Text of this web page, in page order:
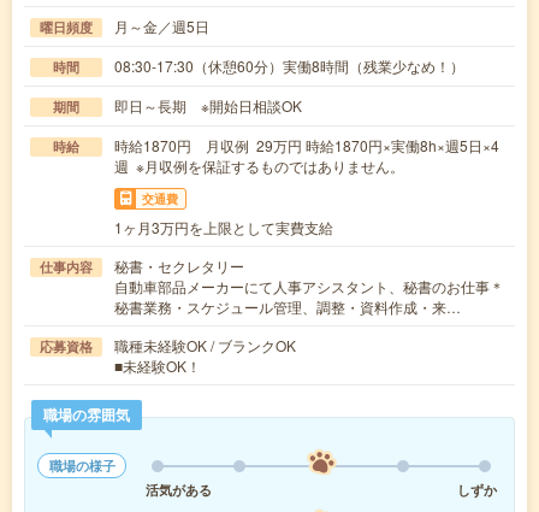
曜日頻度 月～金／週5日
時間 08:30-17:30（休憩60分）実働8時間（残業少なめ！）
期間 即日～長期 ※開始日相談OK
時給
時給1870円 月収例 29万円 時給1870円×実働8h×週5日×4
週 ※月収例を保証するものではありません。
交通費
1ヶ月3万円を上限として実費支給
仕事内容
秘書・セクレタリー
自動車部品メーカーにて人事アシスタント、秘書のお仕事＊
秘書業務・スケジュール管理、調整・資料作成・来…
応募資格
職種未経験OK / ブランクOK
■未経験OK！
職場の雰囲気
職場の様子
活気がある
しずか